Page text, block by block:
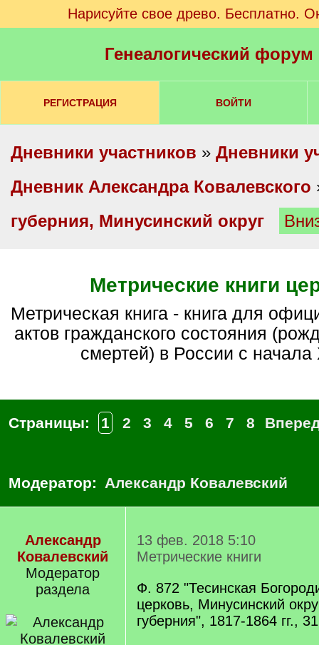
Нарисуйте свое древо. Бесплатно.
Генеалогический
РЕГИСТРАЦИЯ ВОЙТИ
Дневники участников » Дневники
Дневник Александра Ковалевского
губерния, Минусинский округ
Метрические книги
Метрическая книга - книга для официальной записи
актов гражданского состояния
смертей) в России с начала
Страницы: 1 2 3 4 5 6 7 8
Модератор: Александр Ковалевский
Александр
Ковалевский
Модератор
раздела
13 фев. 2018 5:10
Метрические книги
Ф. 872 "Тесинская
церковь, Минусинский
губерния", 1817-1864 гг.,